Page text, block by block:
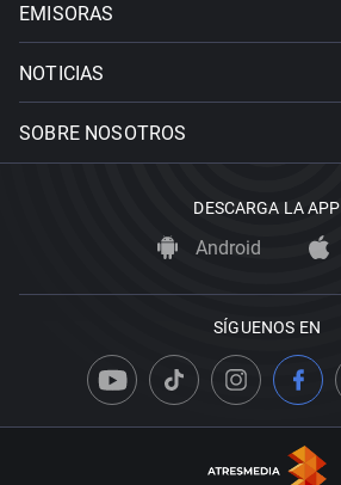
EMISORAS
NOTICIAS
SOBRE NOSOTROS
DESCARGA LA APP
Android
SÍGUENOS EN